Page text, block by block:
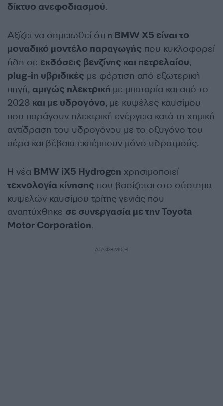
δίκτυο ανεφοδιασμού.
Αξίζει να σημειωθεί ότι η BMW X5 είναι το
μοναδικό μοντέλο παραγωγής που κυκλοφορεί
ήδη σε εκδόσεις βενζίνης και πετρελαίου,
plug-in υβριδικές με φόρτιση από εξωτερική
πηγή, αμιγώς ηλεκτρική με μπαταρία και από το
2028 και με υδρογόνο, με κυψέλες καυσίμου
που παράγουν ηλεκτρική ενέργεια κατά τη χημική
αντίδραση του υδρογόνου με το οξυγόνο του
αέρα και βέβαια εκπέμπουν μόνο υδρατμούς.
Η νέα BMW iX5 Hydrogen χρησιμοποιεί
τεχνολογία κίνησης που βασίζεται στο σύστημα
κυψελών καυσίμου τρίτης γενιάς που
αναπτύχθηκε σε συνεργασία με την Toyota
Motor Corporation.
ΔΙΑΦΗΜΙΣΗ